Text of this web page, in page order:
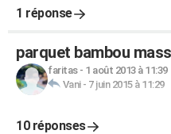
1 réponse
parquet bambou
faritas- 1 août 2013 à 11:39
Vani- 7 juin 2015 à 11:29
10 réponses